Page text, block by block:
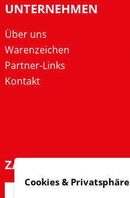
UNTERNEHMEN
Über uns
Warenzeichen
Partner-Links
Kontakt
ZAHLARTEN
Cookies & Privatsphäre